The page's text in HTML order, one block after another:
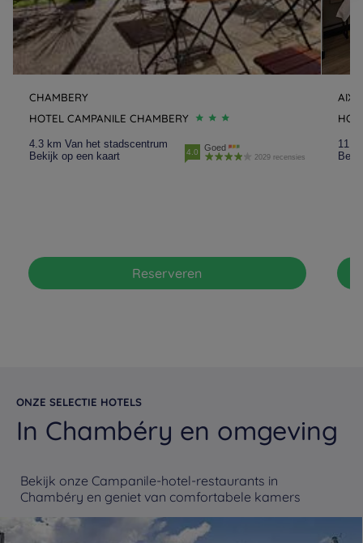
CHAMBERY
HOTEL CAMPANILE CHAMBERY
4.3 km Van het stadscentrum
Bekijk op een kaart
4.0 Goed
2029 recensies
Reserveren
AIX
11.3
ONZE SELECTIE HOTELS
In Chambéry en omgeving
Bekijk onze Campanile-hotel-restaurants in
Chambéry en geniet van comfortabele kamers